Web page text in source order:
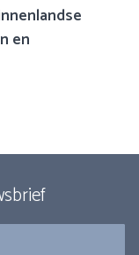
en